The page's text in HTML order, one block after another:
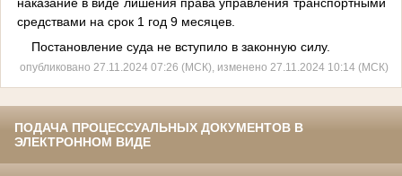
средствами на срок 1 год 9 месяцев.
Постановление суда не вступило в законную силу.
опубликовано 27.11.2024 07:26 (МСК), изменено 27.11.2024 10:14 (МСК)
ПОДАЧА ПРОЦЕССУАЛЬНЫХ ДОКУМЕНТОВ В
ЭЛЕКТРОННОМ ВИДЕ